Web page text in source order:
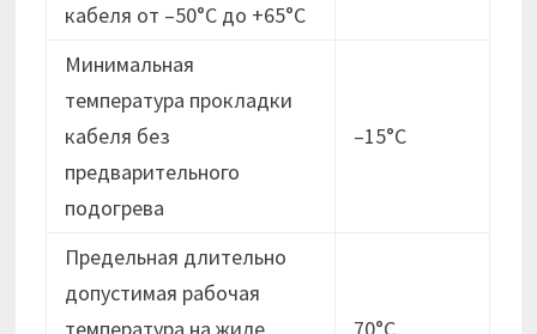
кабеля от –50°C до +65°C
Минимальная
температура прокладки
кабеля без
предварительного
подогрева
–15°C
Предельная длительно
допустимая рабочая